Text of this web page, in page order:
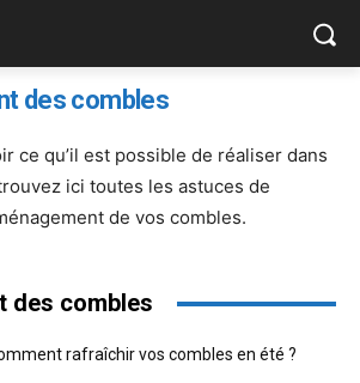
des combles
ce qu’il est possible de réaliser dans
ici toutes les astuces de
de vos combles.
des combles
rafraîchir vos combles en été ?